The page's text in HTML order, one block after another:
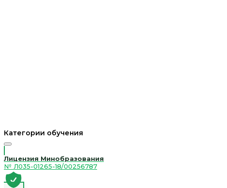
Категории обучения
Лицензия Минобразования
№ Л035-01265-18/00256787